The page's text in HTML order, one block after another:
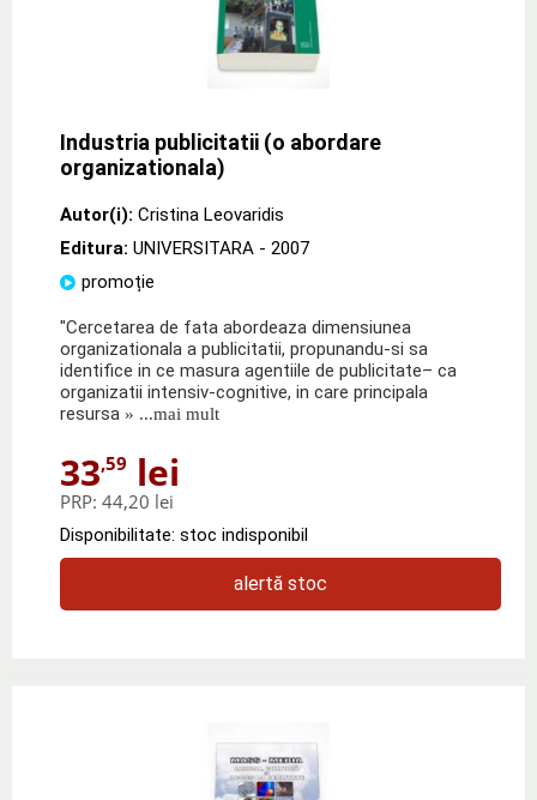
Industria publicitatii (o abordare
organizationala)
Autor(i): Cristina Leovaridis
Editura: UNIVERSITARA - 2007
promoție
"Cercetarea de fata abordeaza dimensiunea
organizationala a publicitatii, propunandu-si sa
identifice in ce masura agentiile de publicitate– ca
organizatii intensiv-cognitive, in care principala
resursa » ...mai mult
33,59 lei
PRP: 44,20 lei
Disponibilitate: stoc indisponibil
alertă stoc